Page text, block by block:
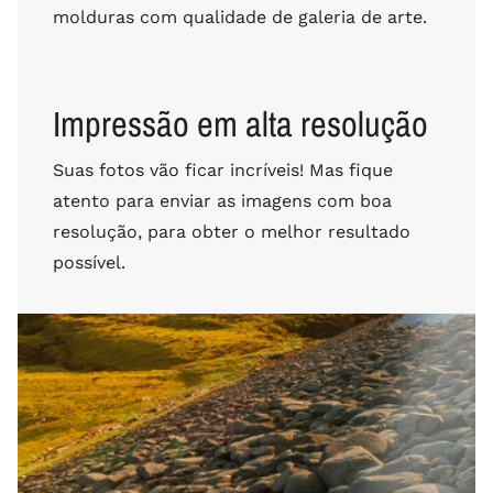
molduras com qualidade de galeria de arte.
Impressão em alta resolução
Suas fotos vão ficar incríveis! Mas fique
atento para enviar as imagens com boa
resolução, para obter o melhor resultado
possível.